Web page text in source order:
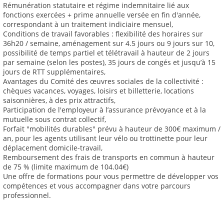
Rémunération statutaire et régime indemnitaire lié aux
fonctions exercées + prime annuelle versée en fin d'année,
correspondant à un traitement indiciaire mensuel,
Conditions de travail favorables : flexibilité des horaires sur
36h20 / semaine, aménagement sur 4.5 jours ou 9 jours sur 10,
possibilité de temps partiel et télétravail à hauteur de 2 jours
par semaine (selon les postes), 35 jours de congés et jusqu’à 15
jours de RTT supplémentaires,
Avantages du Comité des œuvres sociales de la collectivité :
chèques vacances, voyages, loisirs et billetterie, locations
saisonnières, à des prix attractifs,
Participation de l'employeur à l’assurance prévoyance et à la
mutuelle sous contrat collectif,
Forfait "mobilités durables" prévu à hauteur de 300€ maximum /
an, pour les agents utilisant leur vélo ou trottinette pour leur
déplacement domicile-travail,
Remboursement des frais de transports en commun à hauteur
de 75 % (limite maximum de 104.04€)
Une offre de formations pour vous permettre de développer vos
compétences et vous accompagner dans votre parcours
professionnel.